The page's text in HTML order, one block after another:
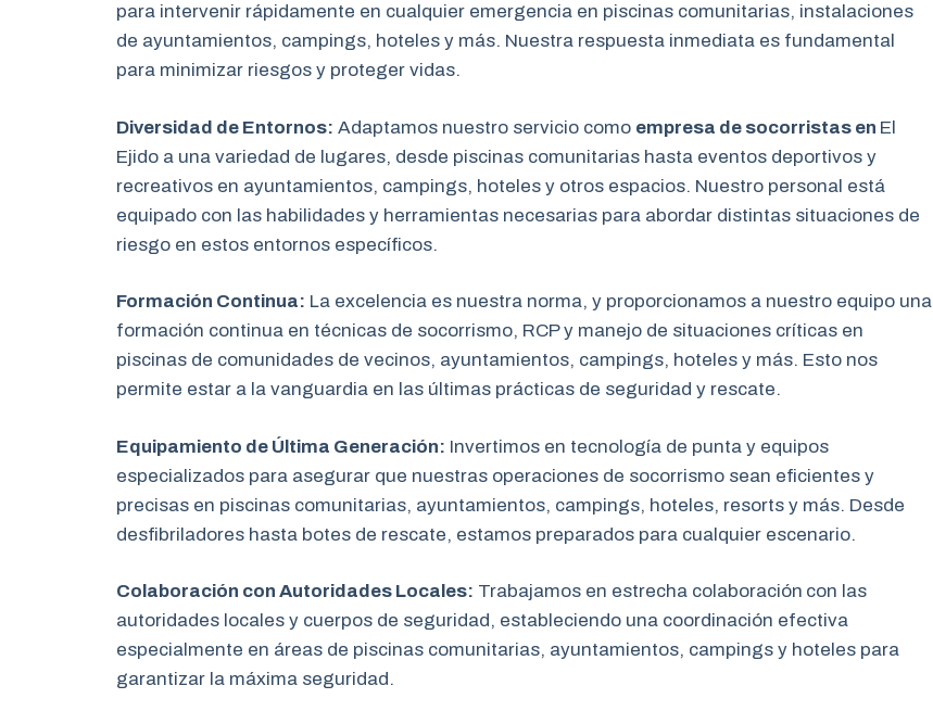
para intervenir rápidamente en cualquier emergencia en piscinas comunitarias, instalaciones
de ayuntamientos, campings, hoteles y más. Nuestra respuesta inmediata es fundamental
para minimizar riesgos y proteger vidas.
Diversidad de Entornos: Adaptamos nuestro servicio como empresa de socorristas en El
Ejido a una variedad de lugares, desde piscinas comunitarias hasta eventos deportivos y
recreativos en ayuntamientos, campings, hoteles y otros espacios. Nuestro personal está
equipado con las habilidades y herramientas necesarias para abordar distintas situaciones de
riesgo en estos entornos específicos.
Formación Continua: La excelencia es nuestra norma, y proporcionamos a nuestro equipo una
formación continua en técnicas de socorrismo, RCP y manejo de situaciones críticas en
piscinas de comunidades de vecinos, ayuntamientos, campings, hoteles y más. Esto nos
permite estar a la vanguardia en las últimas prácticas de seguridad y rescate.
Equipamiento de Última Generación: Invertimos en tecnología de punta y equipos
especializados para asegurar que nuestras operaciones de socorrismo sean eficientes y
precisas en piscinas comunitarias, ayuntamientos, campings, hoteles, resorts y más. Desde
desfibriladores hasta botes de rescate, estamos preparados para cualquier escenario.
Colaboración con Autoridades Locales: Trabajamos en estrecha colaboración con las
autoridades locales y cuerpos de seguridad, estableciendo una coordinación efectiva
especialmente en áreas de piscinas comunitarias, ayuntamientos, campings y hoteles para
garantizar la máxima seguridad.